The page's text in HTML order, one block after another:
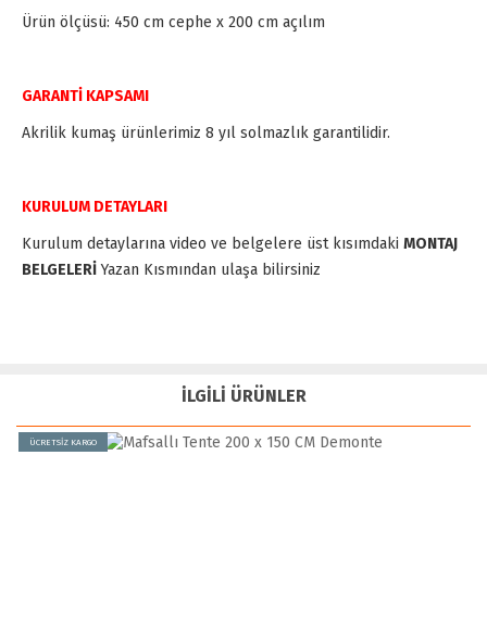
Ürün ölçüsü: 450 cm cephe x 200 cm açılım
GARANTİ KAPSAMI
Akrilik kumaş ürünlerimiz 8 yıl solmazlık garantilidir.
KURULUM DETAYLARI
Kurulum detaylarına video ve belgelere üst kısımdaki MONTAJ
BELGELERİYazan Kısmından ulaşa bilirsiniz
İLGİLİ ÜRÜNLER
ÜCRETSİZ KARGO